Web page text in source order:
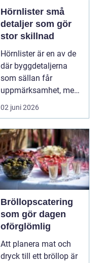
Hörnlister små
detaljer som gör
stor skillnad
Hörnlister är en av de
där byggdetaljerna
som sällan får
uppmärksamhet, men
som påverkar både
känsla...
02 juni 2026
Bröllopscatering
som gör dagen
oförglömlig
Att planera mat och
dryck till ett bröllop är